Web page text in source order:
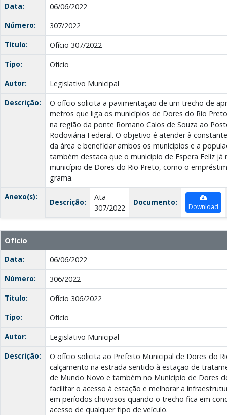
Data:
06/06/2022
Número:
307/2022
Título:
Ofício 307/2022
Tipo:
Ofício
Autor:
Legislativo Municipal
Descrição:
O ofício solicita a pavimentação de um trecho de
metros que liga os municípios de Dores do Rio Preto
na região da ponte Romano Calos de Souza ao
Rodoviária Federal. O objetivo é atender à
da área e beneficiar ambos os municípios e a
também destaca que o município de Espera Feliz já
município de Dores do Rio Preto, como o
grama.
Anexo(s):
Descrição:
Ata
307/2022
Documento: Download
Ofício
Data:
06/06/2022
Número:
306/2022
Título:
Ofício 306/2022
Tipo:
Ofício
Autor:
Legislativo Municipal
Descrição:
O ofício solicita ao Prefeito Municipal de Dores do
calçamento na estrada sentido à estação de
de Mundo Novo e também no Município de Dores
facilitar o acesso à estação e melhorar a
em períodos chuvosos quando o trecho fica em
acesso de qualquer tipo de veículo.